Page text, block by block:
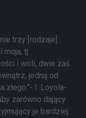
trzy [rodzaje]
moja, tj.
i woli, dwie zaś
jedną od
złego."- I. Loyola-
zarówno dający
je bardziej